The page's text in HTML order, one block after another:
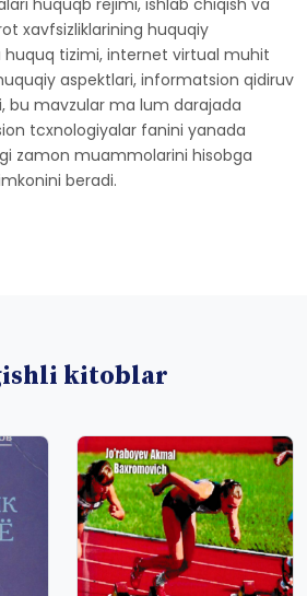
huquqb rejimi, ishlab chiqish va
xavfsizliklarining huquqiy
tizimi, internet virtual muhit
aspektlari, informatsion qidiruv
bu mavzular ma lum darajada
tcxnologiyalar fanini yanada
zamon muammolarini hisobga
beradi.
kitoblar